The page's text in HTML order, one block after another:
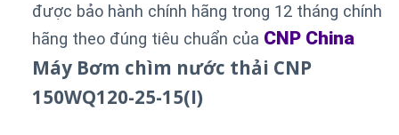
được bảo hành chính hãng trong 12 tháng chính
hãng theo đúng tiêu chuẩn của CNP China
Máy Bơm chìm nước thải CNP
150WQ120-25-15(I)